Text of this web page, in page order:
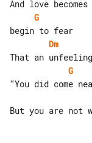
G
Dm
G
But you are not